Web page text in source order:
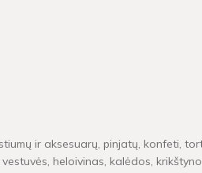
ir aksesuarų, pinjatų, konfeti,
heloivinas, kalėdos,